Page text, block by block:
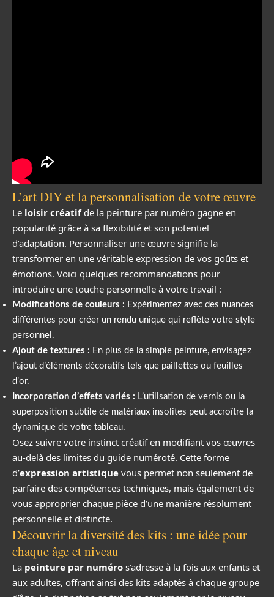
L’art DIY et la personnalisation de votre œuvre
Le loisir créatifde la peinture par numéro gagne en
popularité grâce à sa flexibilité et son potentiel
d’adaptation. Personnaliser une œuvre signifie la
transformer en une véritable expression de vos goûts et
émotions. Voici quelques recommandations pour
introduire une touche personnelle à votre travail :
Modifications de couleurs : Expérimentez avec des nuances
différentes pour créer un rendu unique qui reflète votre style
personnel.
Ajout de textures : En plus de la simple peinture, envisagez
l’ajout d’éléments décoratifs tels que paillettes ou feuilles
d’or.
Incorporation d’effets variés : L’utilisation de vernis ou la
superposition subtile de matériaux insolites peut accroître la
dynamique de votre tableau.
Osez suivre votre instinct créatif en modifiant vos œuvres
au-delà des limites du guide numéroté. Cette forme
d’expression artistique vous permet non seulement de
parfaire des compétences techniques, mais également de
vous approprier chaque pièce d’une manière résolument
personnelle et distincte.
Découvrir la diversité des kits : une idée pour
chaque âge et niveau
La peinture par numéro s’adresse à la fois aux enfants et
aux adultes, offrant ainsi des kits adaptés à chaque groupe